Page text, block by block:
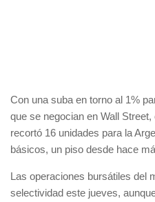
Con una suba en torno al 1%
que se negocian en Wall
recortó 16 unidades para la
básicos, un piso desde hace
Las operaciones bursátiles del
selectividad este jueves,